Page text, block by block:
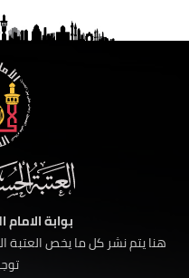
بوابة
هنا يتم نشر كل ما يخص العتبة